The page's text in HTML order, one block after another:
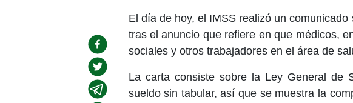
El día de hoy, el IMSS realizó un
tras el anuncio que refiere en que médicos,
sociales y otros trabajadores en el área de
La carta consiste sobre la Ley General de
sueldo sin tabular, así que se muestra la